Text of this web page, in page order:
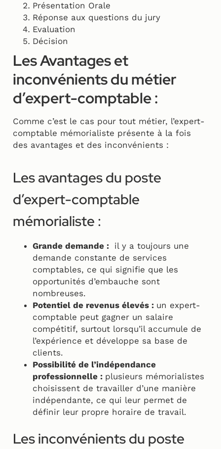
Présentation Orale
Réponse aux questions du jury
Evaluation
Décision
Les Avantages et
inconvénients du métier
d’expert-comptable :
Comme c’est le cas pour tout métier, l’expert-
comptable mémorialiste présente à la fois
des avantages et des inconvénients :
Les avantages du poste
d’expert-comptable
mémorialiste :
Grande demande : il y a toujours une
demande constante de services
comptables, ce qui signifie que les
opportunités d’embauche sont
nombreuses.
Potentiel de revenus élevés : un expert-
comptable peut gagner un salaire
compétitif, surtout lorsqu’il accumule de
l’expérience et développe sa base de
clients.
Possibilité de l’indépendance
professionnelle : plusieurs mémorialistes
choisissent de travailler d’une manière
indépendante, ce qui leur permet de
définir leur propre horaire de travail.
Les inconvénients du poste